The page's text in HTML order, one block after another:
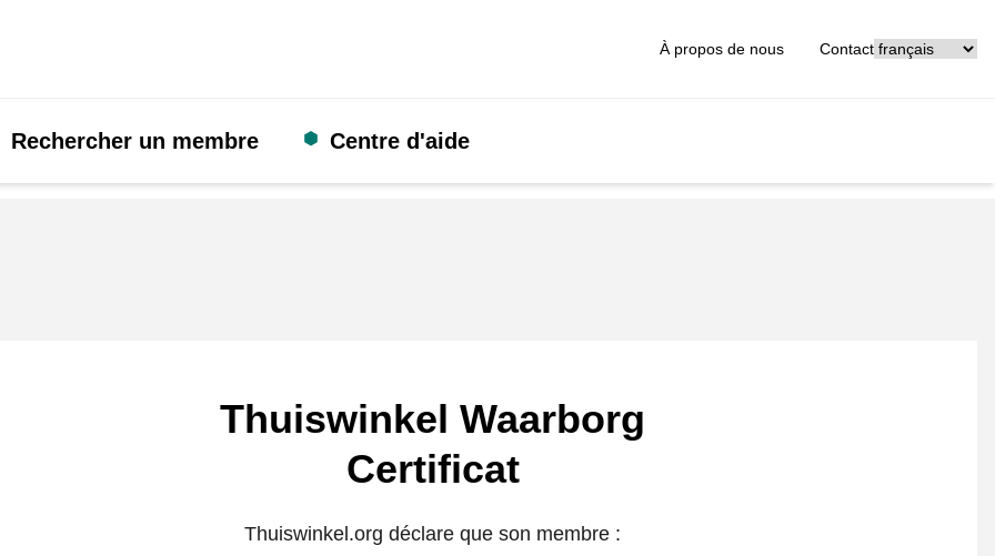
À propos de nous Contact
Rechercher un membre Centre d'aide
Thuiswinkel Waarborg
Certificat
Thuiswinkel.org déclare que son membre :